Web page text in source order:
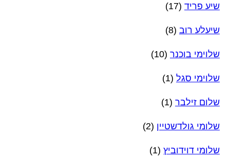
שיע פריד (17)
שיעלע רוב (8)
שלוימי בוכנר (10)
שלוימי סגל (1)
שלום זילבר (1)
שלומי גולדשטיין (2)
שלומי דוידוביץ (1)